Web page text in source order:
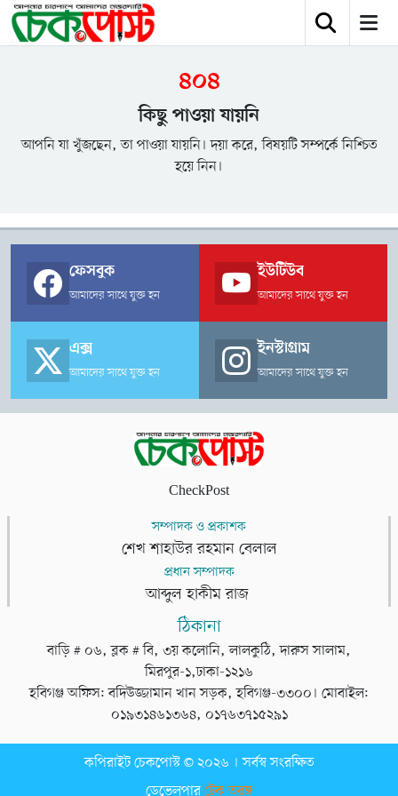
৪০৪
কিছু পাওয়া যায়নি
আপনি যা খুঁজছেন, তা পাওয়া যায়নি। দয়া করে, বিষয়টি সম্পর্কে নিশ্চিত
হয়ে নিন।
ফেসবুক
আমাদের সাথে যুক্ত হন
ইউটিউব
আমাদের সাথে যুক্ত হন
এক্স
আমাদের সাথে যুক্ত হন
ইনস্টাগ্রাম
আমাদের সাথে যুক্ত হন
CheckPost
সম্পাদক ও প্রকাশক
শেখ শাহাউর রহমান বেলাল
প্রধান সম্পাদক
আব্দুল হাকীম রাজ
ঠিকানা
বাড়ি # ০৬, ব্লক # বি, ৩য় কলোনি, লালকুঠি, দারুস সালাম,
মিরপুর-১,ঢাকা-১২১৬
হবিগঞ্জ অফিস: বদিউজ্জামান খান সড়ক, হবিগঞ্জ-৩৩০০। মোবাইল:
০১৯৩১৪৬১৩৬৪, ০১৭৬৩৭১৫২৯১
কপিরাইট চেকপোস্ট © ২০২৬ । সর্বস্ব সংরক্ষিত
ডেভেলপারটেক তরঙ্গ